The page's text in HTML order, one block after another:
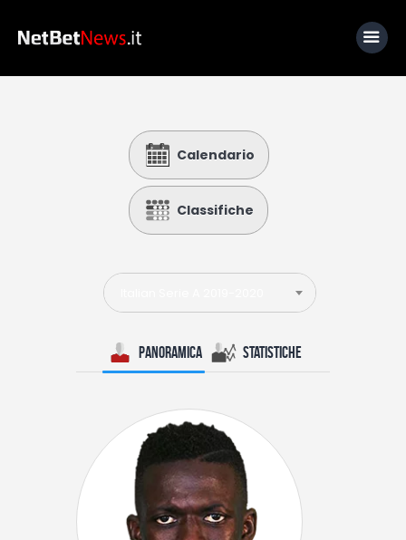
Calcio
Basket
Tennis
Lo Sapevi Che
I consigli di Giulia
Calendario
Classifiche
Panoramica Statistiche